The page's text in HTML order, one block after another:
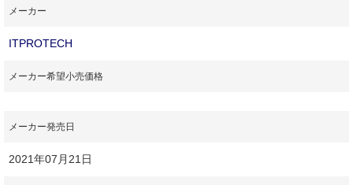
メーカー
ITPROTECH
メーカー希望小売価格
メーカー発売日
2021年07月21日